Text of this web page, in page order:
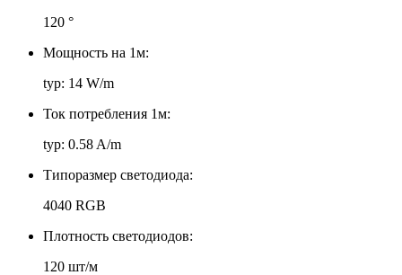
120 °
Мощность на 1м:
typ: 14 W/m
Ток потребления 1м:
typ: 0.58 A/m
Типоразмер светодиода:
4040 RGB
Плотность светодиодов:
120 шт/м